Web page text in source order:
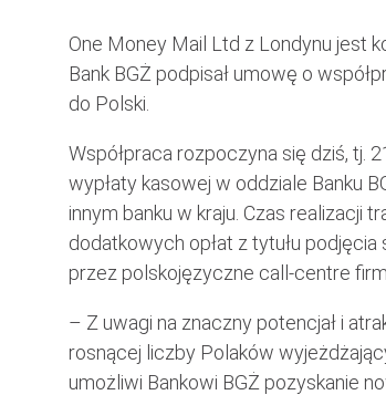
One Money Mail Ltd z Londynu jest
Bank BGŻ podpisał umowę o
do Polski.
Współpraca rozpoczyna się dziś, tj.
wypłaty kasowej w oddziale Banku
innym banku w kraju. Czas realizacji
dodatkowych opłat z tytułu
przez polskojęzyczne call-centre
– Z uwagi na znaczny potencjał i
rosnącej liczby Polaków
umożliwi Bankowi BGŻ pozyskanie